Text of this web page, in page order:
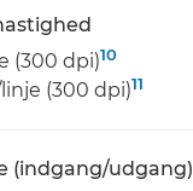
(300 dpi)10
(300 dpi)11
(indgang/udgang)